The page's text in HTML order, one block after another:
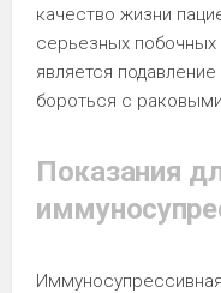
качество жизни
серьезных
является
бороться с
Показания